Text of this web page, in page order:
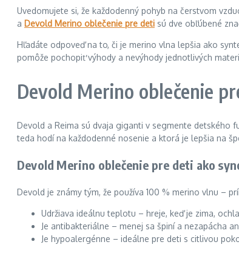
Uvedomujete si, že každodenný pohyb na čerstvom
a Devold Merino oblečenie pre deti sú dve obľúbené
Hľadáte odpoveď na to, či je merino vlna lepšia ako
pomôže pochopiť výhody a nevýhody jednotlivých
Devold Merino oblečenie
Devold a Reima sú dvaja giganti v segmente detského
teda hodí na každodenné nosenie a ktorá je lepšia na
Devold Merino oblečenie pre deti ako
Devold je známy tým, že používa 100 % merino vlnu –
Udržiava ideálnu teplotu – hreje, keď je zima,
Je antibakteriálne – menej sa špiní a nezapácha
Je hypoalergénne – ideálne pre deti s citlivou